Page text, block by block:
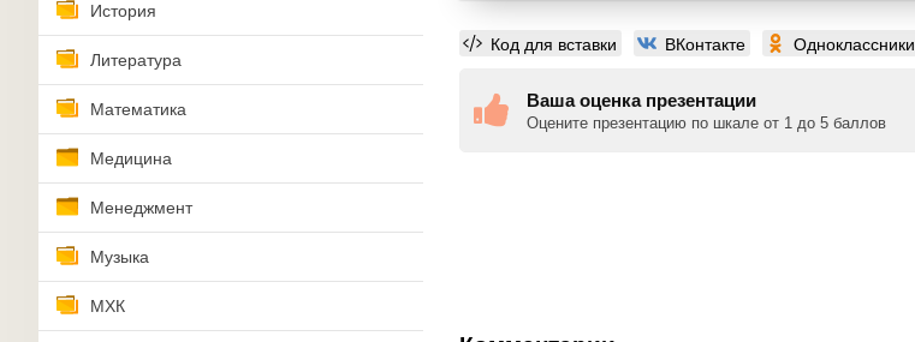
История
Литература
Математика
Медицина
Менеджмент
Музыка
МХК
Код для вставки ВКонтакте Одноклассники
Ваша оценка презентации
Оцените презентацию по шкале от 1 до 5 баллов